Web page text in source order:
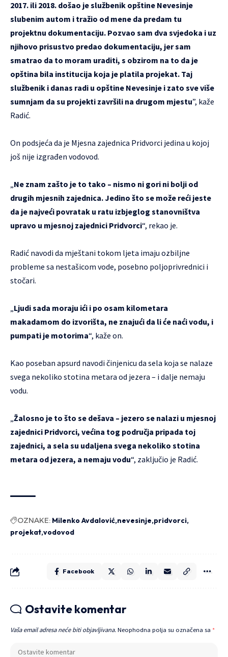
2017. ili 2018. došao je službenik opštine Nevesinje
slubenim autom i tražio od mene da predam tu
projektnu dokumentaciju. Pozvao sam dva svjedoka i uz
njihovo prisustvo predao dokumentaciju, jer sam
smatrao da to moram uraditi, s obzirom na to da je
opština bila institucija koja je platila projekat. Taj
službenik i danas radi u opštine Nevesinje i zato sve više
sumnjam da su projekti završili na drugom mjestu”, kaže
Radić.
On podsjeća da je Mjesna zajednica Pridvorci jedina u kojoj
još nije izgrađen vodovod.
„Ne znam zašto je to tako – nismo ni gori ni bolji od
drugih mjesnih zajednica. Jedino što se može reći jeste
da je najveći povratak u ratu izbjeglog stanovništva
upravo u mjesnoj zajednici Pridvorci“, rekao je.
Radić navodi da mještani tokom ljeta imaju ozbiljne
probleme sa nestašicom vode, posebno poljoprivrednici i
stočari.
„Ljudi sada moraju ići i po osam kilometara
makadamom do izvorišta, ne znajući da li će naći vodu, i
pumpati je motorima“, kaže on.
Kao poseban apsurd navodi činjenicu da sela koja se nalaze
svega nekoliko stotina metara od jezera – i dalje nemaju
vodu.
„Žalosno je to što se dešava – jezero se nalazi u mjesnoj
zajednici Pridvorci, većina tog područja pripada toj
zajednici, a sela su udaljena svega nekoliko stotina
metara od jezera, a nemaju vodu“, zaključio je Radić.
OZNAKE: Milenko Avdalović nevesinje pridvorci
projekat vodovod
Facebook
Ostavite komentar
Vaša email adresa neće biti objavljivana. Neophodna polja su označena sa *